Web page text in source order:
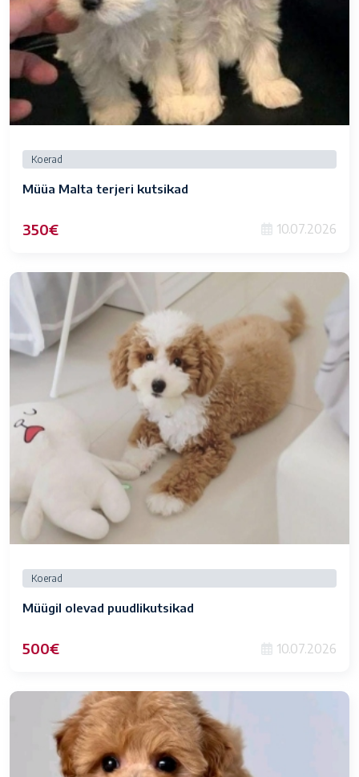
Koerad
Müüa Malta terjeri kutsikad
350€ 10.07.2026
Koerad
Müügil olevad puudlikutsikad
500€ 10.07.2026